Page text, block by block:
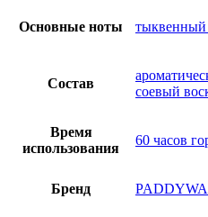
Основные ноты тыквенный
Состав
соевый
Время
использования
60 часов
Бренд